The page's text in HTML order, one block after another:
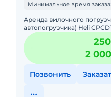
Минимальное время заказа:
Аренда вилочного
автопогрузчика) Heli
Предлагаем широкий
складской техники Heli и
2
Позвонить